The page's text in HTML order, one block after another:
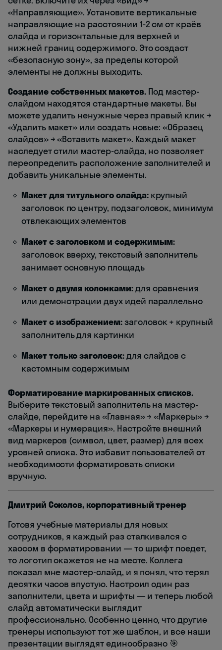
«Направляющие». Установите вертикальные
направляющие на расстоянии 1-2 см от краёв
слайда и горизонтальные для верхней и
нижней границ содержимого. Это создаст
«безопасную зону», за пределы которой
элементы не должны выходить.
Создание собственных макетов.Под мастер-
слайдом находятся стандартные макеты. Вы
можете удалить ненужные через правый клик →
«Удалить макет» или создать новые: «Образец
слайдов» → «Вставить макет». Каждый макет
наследует стили мастер-слайда, но позволяет
переопределить расположение заполнителей и
добавить уникальные элементы.
Макет для титульного слайда:крупный
заголовок по центру, подзаголовок, минимум
отвлекающих элементов
Макет с заголовком и содержимым:
заголовок вверху, текстовый заполнитель
занимает основную площадь
Макет с двумя колонками:для сравнения
или демонстрации двух идей параллельно
Макет с изображением:заголовок + крупный
заполнитель для картинки
Макет только заголовок:для слайдов с
кастомным содержимым
Форматирование маркированных списков.
Выберите текстовый заполнитель на мастер-
слайде, перейдите на «Главная» → «Маркеры» →
«Маркеры и нумерация». Настройте внешний
вид маркеров (символ, цвет, размер) для всех
уровней списка. Это избавит пользователей от
необходимости форматировать списки
вручную.
Дмитрий Соколов, корпоративный тренер
Готовя учебные материалы для новых
сотрудников, я каждый раз сталкивался с
хаосом в форматировании — то шрифт поедет,
то логотип окажется не на месте. Коллега
показал мне мастер-слайд, и я понял, что терял
десятки часов впустую. Настроил один раз
заполнители, цвета и шрифты — и теперь любой
слайд автоматически выглядит
профессионально. Особенно ценно, что другие
тренеры используют тот же шаблон, и все наши
презентации выглядят единообразно 🎯